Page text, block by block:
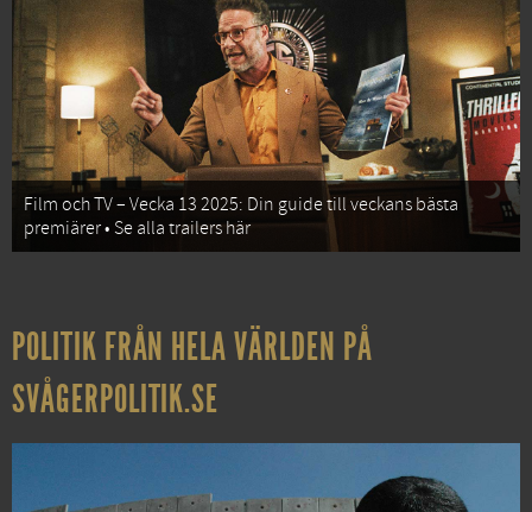
Film och TV – Vecka 13 2025: Din guide till veckans bästa
premiärer • Se alla trailers här
POLITIK FRÅN HELA VÄRLDEN PÅ
SVÅGERPOLITIK.SE